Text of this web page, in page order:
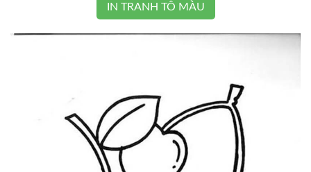
IN TRANH TÔ MÀU